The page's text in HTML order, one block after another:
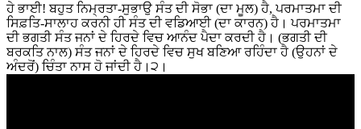
ਹੇ ਭਾਈ! ਬਹੁਤ ਨਿਮ੍ਰਤਾ-ਸੁਭਾਉ ਸੰਤ ਦੀ ਸੋਭਾ (ਦਾ ਮੂਲ) ਹੈ, ਪਰਮਾਤਮਾ ਦੀ
ਸਿਫ਼ਤਿ-ਸਾਲਾਹ ਕਰਨੀ ਹੀ ਸੰਤ ਦੀ ਵਡਿਆਈ (ਦਾ ਕਾਰਨ) ਹੈ। ਪਰਮਾਤਮਾ
ਦੀ ਭਗਤੀ ਸੰਤ ਜਨਾਂ ਦੇ ਹਿਰਦੇ ਵਿਚ ਆਨੰਦ ਪੈਦਾ ਕਰਦੀ ਹੈ। (ਭਗਤੀ ਦੀ
ਬਰਕਤਿ ਨਾਲ) ਸੰਤ ਜਨਾਂ ਦੇ ਹਿਰਦੇ ਵਿਚ ਸੁਖ ਬਣਿਆ ਰਹਿੰਦਾ ਹੈ (ਉਹਨਾਂ ਦੇ
ਅੰਦਰੋਂ) ਚਿੰਤਾ ਨਾਸ ਹੋ ਜਾਂਦੀ ਹੈ।੨।